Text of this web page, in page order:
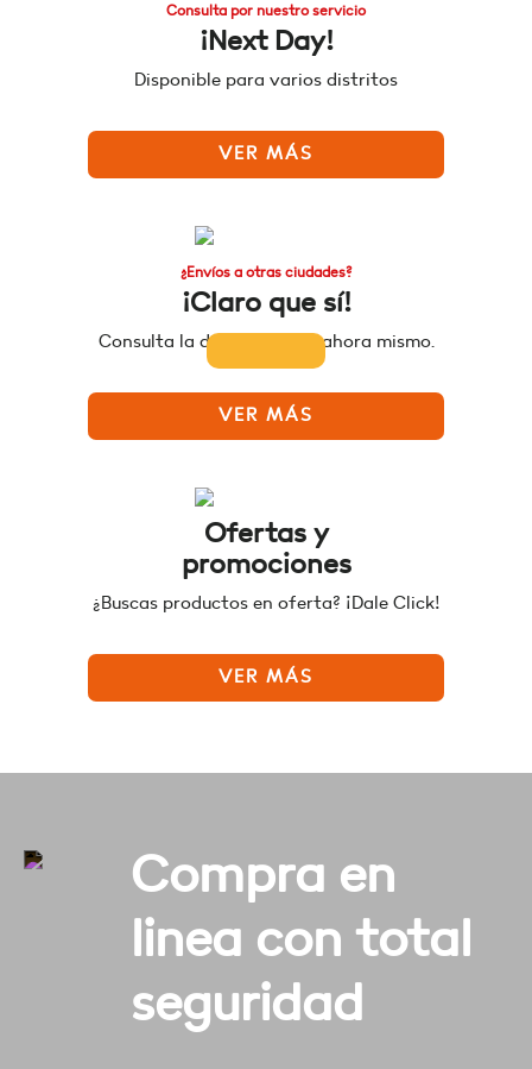
Consulta por nuestro servicio
¡Next Day!
Disponible para varios distritos
VER MÁS
¿Envíos a otras ciudades?
¡Claro que sí!
Consulta la disponibilidad ahora mismo.
VER MÁS
Ofertas y
promociones
¿Buscas productos en oferta? ¡Dale Click!
VER MÁS
Compra en
linea con total
seguridad